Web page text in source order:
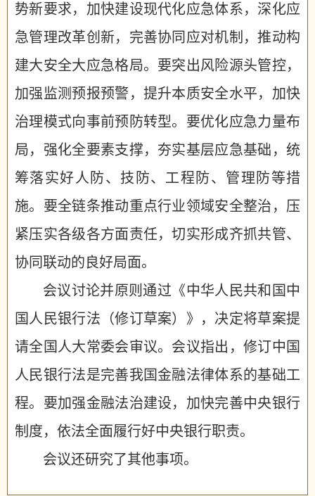
势新要求，加快建设现代化应急体系，深化应
急管理改革创新，完善协同应对机制，推动构
建大安全大应急格局。要突出风险源头管控，
加强监测预报预警，提升本质安全水平，加快
治理模式向事前预防转型。要优化应急力量布
局，强化全要素支撑，夯实基层应急基础，统
筹落实好人防、技防、工程防、管理防等措
施。要全链条推动重点行业领域安全整治，压
紧压实各级各方面责任，切实形成齐抓共管、
协同联动的良好局面。
会议讨论并原则通过《中华人民共和国中
国人民银行法（修订草案）》，决定将草案提
请全国人大常委会审议。会议指出，修订中国
人民银行法是完善我国金融法律体系的基础工
程。要加强金融法治建设，加快完善中央银行
制度，依法全面履行好中央银行职责。
会议还研究了其他事项。